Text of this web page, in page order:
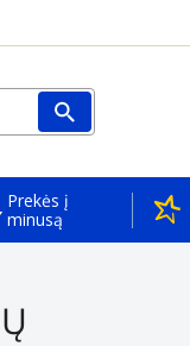
Prekės į
minusą